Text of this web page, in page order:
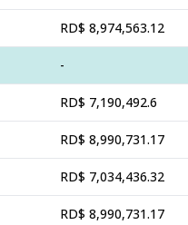
RD$ 8,974,563.12
-
RD$ 7,190,492.6
RD$ 8,990,731.17
RD$ 7,034,436.32
RD$ 8,990,731.17